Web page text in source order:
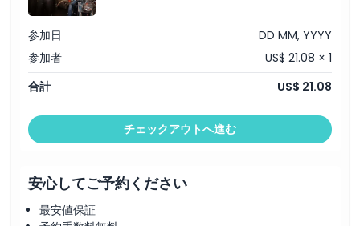
参加日
DD MM, YYYY
参加者
US$ 21.08 × 1
合計
US$ 21.08
チェックアウトへ進む
安心してご予約ください
最安値保証